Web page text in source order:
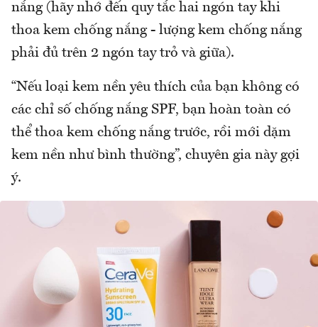
nắng (hãy nhớ đến quy tắc hai ngón tay khi
thoa kem chống nắng - lượng kem chống nắng
phải đủ trên 2 ngón tay trỏ và giữa).
“Nếu loại kem nền yêu thích của bạn không có
các chỉ số chống nắng SPF, bạn hoàn toàn có
thể thoa kem chống nắng trước, rồi mới dặm
kem nền như bình thường”, chuyên gia này gợi
ý.